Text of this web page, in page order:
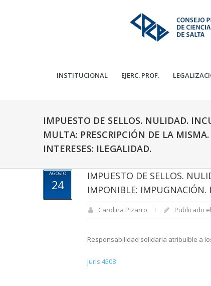
INSTITUCIONAL EJERC. PROF.
IMPUESTO DE SELLOS. NULIDAD.
MULTA: PRESCRIPCIÓN DE LA
INTERESES: ILEGALIDAD.
AGOSTO
24
IMPUESTO DE SELLOS.
IMPONIBLE: IMPUGNACIÓN.
Carolina Pizarro Publicado
Responsabilidad solidaria atribuible a
juris 4508